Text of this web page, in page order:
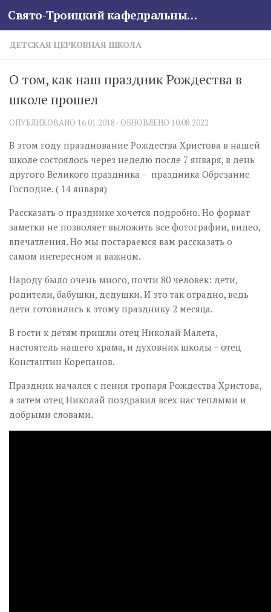
Skip to content Свято-Троицкий кафедральный собор
ДЕТСКАЯ ЦЕРКОВНАЯ ШКОЛА
О том, как наш праздник Рождества в
школе прошел
ОПУБЛИКОВАНО 16.01.2018 · ОБНОВЛЕНО 10.08.2022
В этом году празднование Рождества Христова в нашей
школе состоялось через неделю после 7 января, в день
другого Великого праздника – праздника Обрезание
Господне. ( 14 января)
Рассказать о празднике хочется подробно. Но формат
заметки не позволяет выложить все фотографии, видео,
впечатления. Но мы постараемся вам рассказать о
самом интересном и важном.
Народу было очень много, почти 80 человек: дети,
родители, бабушки, дедушки. И это так отрадно, ведь
дети готовились к этому празднику 2 месяца.
В гости к детям пришли отец Николай Малета,
настоятель нашего храма, и духовник школы – отец
Константин Корепанов.
Праздник начался с пения тропаря Рождества Христова,
а затем отец Николай поздравил всех нас теплыми и
добрыми словами.